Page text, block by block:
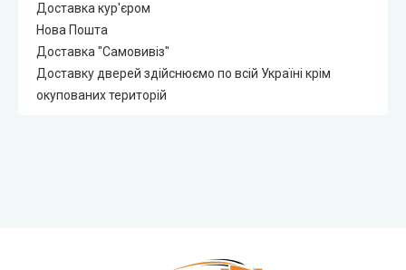
Доставка кур'єром
Нова Пошта
Доставка "Самовивіз"
Доставку дверей здійснюємо по всій Україні крім
окупованих територій